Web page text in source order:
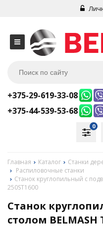
+375-29-619-33-08
+375-44-539-53-68
0
Главная Каталог
Станки
Распиловочные станки
Станок круглопильный с
250ST1600
Станок
столом BELMASH